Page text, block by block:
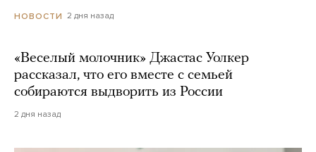
НОВОСТИ 2 дня назад
«Веселый молочник» Джастас Уолкер
рассказал, что его вместе с семьей
собираются выдворить из России
2 дня назад